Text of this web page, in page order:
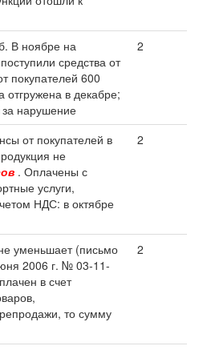
В ноябре на
средства от
покупателей 600
в декабре;
нарушение
2
от покупателей в
не
. Оплачены с
услуги,
НДС: в октябре
2
уменьшает (письмо
2006 г. № 03-11-
в счет
то сумму
2